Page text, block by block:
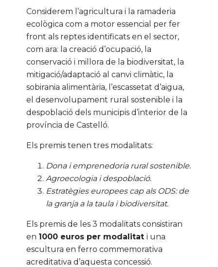
Considerem l’agricultura i la ramaderia
ecològica com a motor essencial per fer
front als reptes identificats en el sector,
com ara: la creació d’ocupació, la
conservació i millora de la biodiversitat, la
mitigació/adaptació al canvi climàtic, la
sobirania alimentària, l’escassetat d’aigua,
el desenvolupament rural sostenible i la
despoblació dels municipis d’interior de la
província de Castelló.
Els premis tenen tres modalitats:
Dona i emprenedoria rural sostenible.
Agroecologia i despoblació.
Estratègies europees cap als ODS: de
la granja a la taula i biodiversitat.
Els premis de les 3 modalitats consistiran
en 1000 euros per modalitat i una
escultura en ferro commemorativa
acreditativa d’aquesta concessió.